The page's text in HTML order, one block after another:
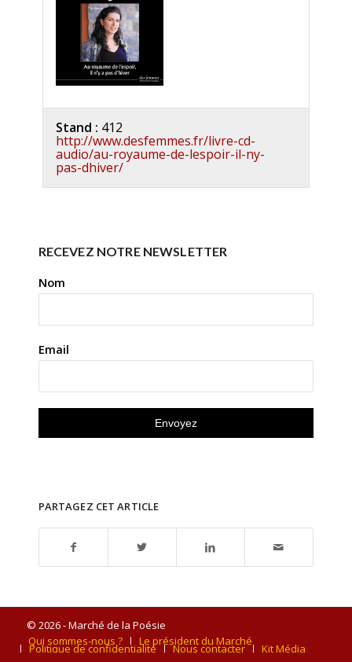
Stand : 412
http://www.desfemmes.fr/livre-cd-
audio/au-royaume-de-lespoir-il-ny-
pas-dhiver/
RECEVEZ NOTRE NEWSLETTER
Nom
Email
PARTAGEZ CET ARTICLE
© 2026 - Marché de la Poésie
Qui sommes-nous ?
Le président du Marché
Politique de confidentialité Nous contacter Kit Média